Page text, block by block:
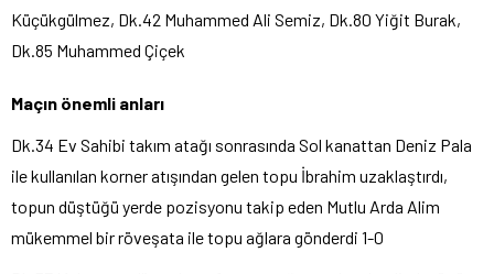
Küçükgülmez, Dk.42 Muhammed Ali Semiz, Dk.80 Yiğit Burak,
Dk.85 Muhammed Çiçek
Maçın önemli anları
Dk.34 Ev Sahibi takım atağı sonrasında Sol kanattan Deniz Pala
ile kullanılan korner atışından gelen topu İbrahim uzaklaştırdı,
topun düştüğü yerde pozisyonu takip eden Mutlu Arda Alim
mükemmel bir röveşata ile topu ağlara gönderdi 1-0